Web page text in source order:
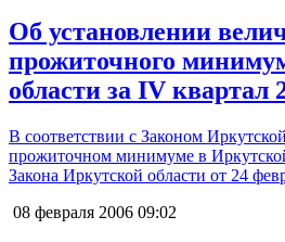
Об установлении
прожиточного
области за IV квартал
В соответствии с Законом
прожиточном минимуме в
Закона Иркутской области от 24
08 февраля 2006 09:02